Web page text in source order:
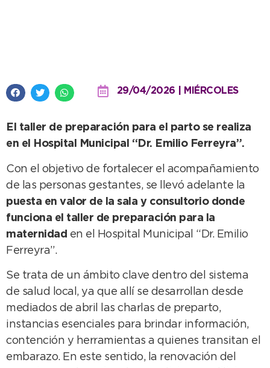
29/04/2026 | MIÉRCOLES
El taller de preparación para el parto se realiza
en el Hospital Municipal “Dr. Emilio Ferreyra”.
Con el objetivo de fortalecer el acompañamiento
de las personas gestantes, se llevó adelante la
puesta en valor de la sala y consultorio donde
funciona el taller de preparación para la
maternidad en el Hospital Municipal “Dr. Emilio
Ferreyra”.
Se trata de un ámbito clave dentro del sistema
de salud local, ya que allí se desarrollan desde
mediados de abril las charlas de preparto,
instancias esenciales para brindar información,
contención y herramientas a quienes transitan el
embarazo. En este sentido, la renovación del